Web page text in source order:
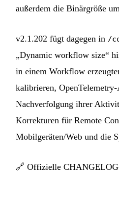
außerdem die Binärgröße
v2.1.202 fügt dagegen in /
„Dynamic workflow size“
in einem Workflow
kalibrieren,
Nachverfolgung ihrer
Korrekturen für Remote
Mobilgeräten/Web und die
🔗 Offizielle